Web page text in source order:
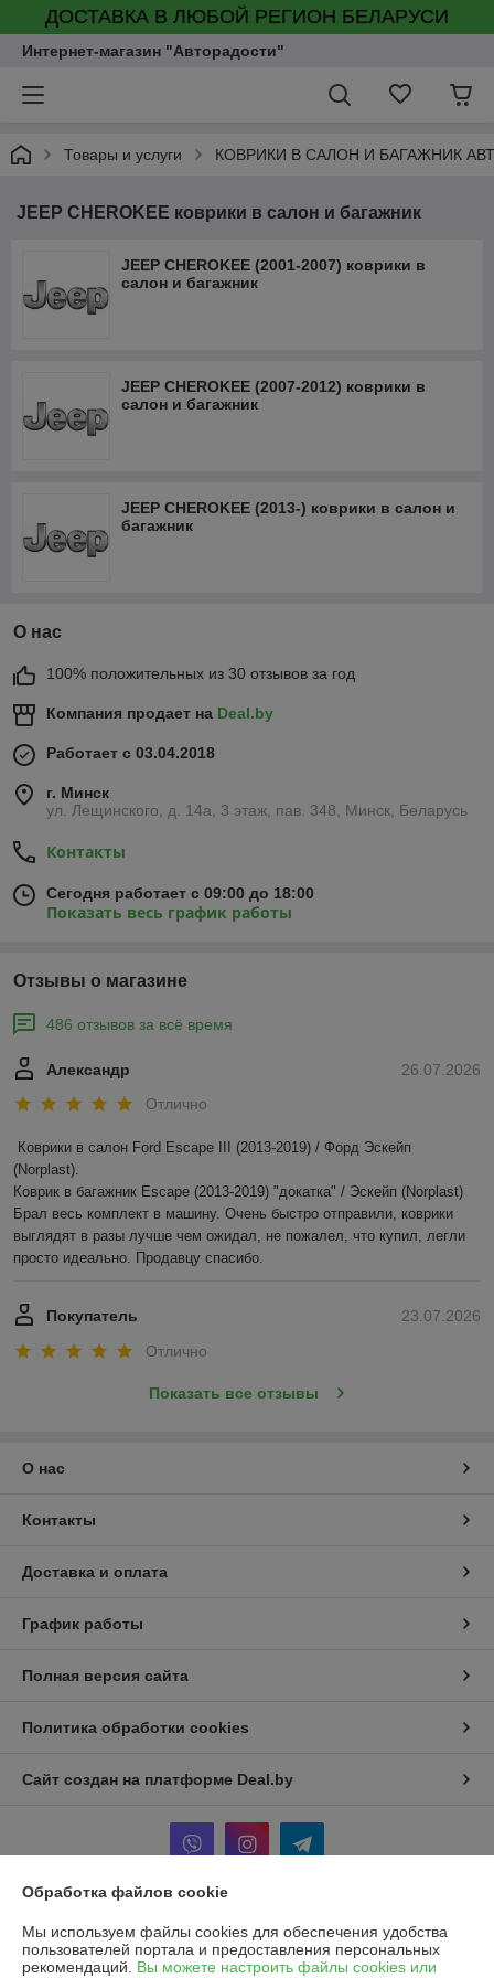
ДОСТАВКА В ЛЮБОЙ РЕГИОН БЕЛАРУСИ
Интернет-магазин "Авторадости"
Товары и услуги КОВРИКИ В САЛОН И БАГАЖНИК
JEEP CHEROKEE коврики в салон и багажник
JEEP CHEROKEE (2001-2007) коврики в
салон и багажник
JEEP CHEROKEE (2007-2012) коврики в
салон и багажник
JEEP CHEROKEE (2013-) коврики в салон и
багажник
О нас
100% положительных из 30 отзывов за год
Компания продает на Deal.by
Работает с 03.04.2018
г. Минск
ул. Лещинского, д. 14а, 3 этаж, пав. 348, Минск, Беларусь
Контакты
Сегодня работает с 09:00 до 18:00
Показать весь график работы
Отзывы о магазине
486 отзывов за всё время
26.07.2026
Александр
Отлично
Коврики в салон Ford Escape III (2013-2019) / Форд Эскейп
(Norplast).
Коврик в багажник Escape (2013-2019) "докатка" / Эскейп (Norplast)
Брал весь комплект в машину. Очень быстро отправили, коврики
выглядят в разы лучше чем ожидал, не пожалел, что купил, легли
просто идеально. Продавцу спасибо.
23.07.2026
Покупатель
Отлично
Показать все отзывы
О нас
Контакты
Доставка и оплата
График работы
Полная версия сайта
Политика обработки cookies
Сайт создан на платформе Deal.by
Информация для покупателя
Юридическое лицо: Частное унитарное предприятие «Рапидита»
Обработка файлов cookie
Мы используем файлы cookies для обеспечения удобства
пользователей портала и предоставления персональных
рекомендаций. Вы можете настроить файлы cookies или